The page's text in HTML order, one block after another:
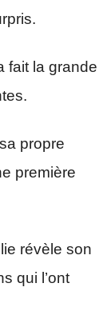
fait la grande
propre
première
révèle son
qui l’ont